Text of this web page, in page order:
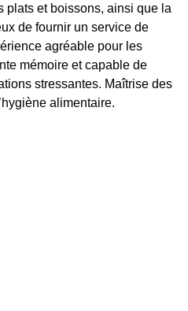
plats et boissons, ainsi que la
de fournir un service de
agréable pour les
mémoire et capable de
stressantes. Maîtrise des
alimentaire.